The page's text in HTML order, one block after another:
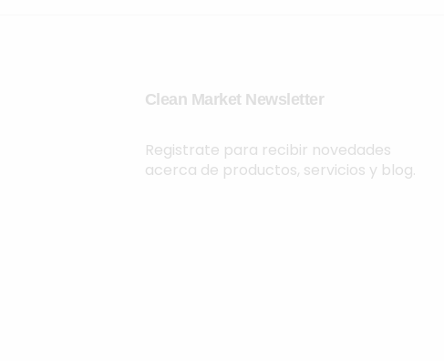
Clean Market Newsletter
Registrate para recibir novedades
acerca de productos, servicios y blog.